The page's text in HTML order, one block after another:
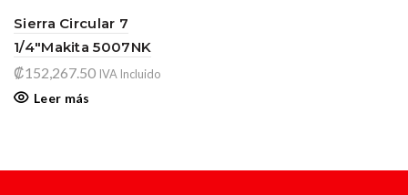
Sierra Circular 7
1/4″Makita 5007NK
₡152,267.50 IVA Incluido
Leer más